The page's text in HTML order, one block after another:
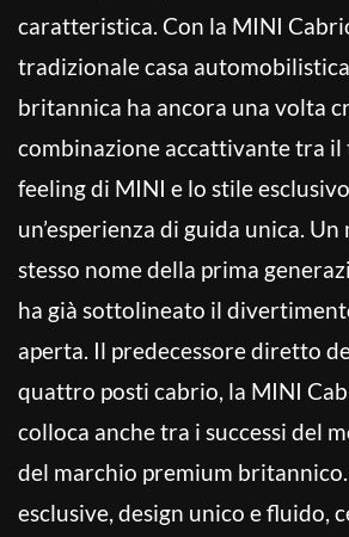
caratteristica. Con la MINI
tradizionale casa
britannica ha ancora una volta
combinazione accattivante tra
feeling di MINI e lo stile
un’esperienza di guida unica.
stesso nome della prima
ha già sottolineato il
aperta. Il predecessore diretto
quattro posti cabrio, la MINI
colloca anche tra i successi del
del marchio premium
esclusive, design unico e fluido,